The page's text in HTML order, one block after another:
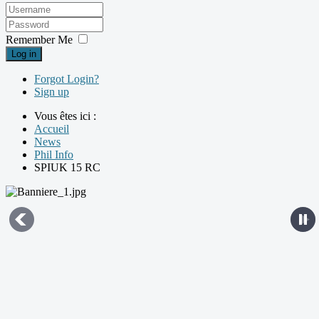
Remember Me
Log in
Forgot Login?
Sign up
Vous êtes ici :
Accueil
News
Phil Info
SPIUK 15 RC